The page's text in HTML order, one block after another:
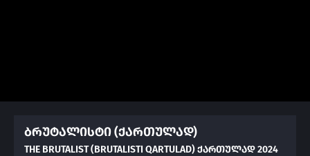
ბრუტალისტი (ქართულად)
THE BRUTALIST (BRUTALISTI QARTULAD) ᲥᲐᲠᲗᲣᲚᲐᲓ 2024